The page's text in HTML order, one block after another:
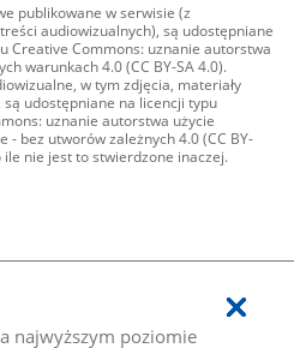
najwyższym poziomie
publikowane w serwisie (z
audiowizualnych), są udostępniane
Creative Commons: uznanie autorstwa
warunkach 4.0 (CC BY-SA 4.0).
w tym zdjęcia, materiały
są udostępniane na licencji typu
uznanie autorstwa użycie
- bez utworów zależnych 4.0 (CC BY-
ile nie jest to stwierdzone inaczej.